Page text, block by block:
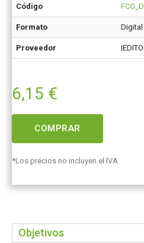
Código
Formato Digital
Proveedor
6,15 €
COMPRAR
*Los precios no incluyen el IVA.
Objetivos